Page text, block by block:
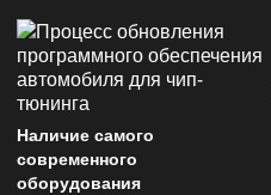
Наличие самого
современного
оборудования